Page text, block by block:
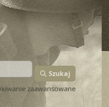
Szukaj
zaawansowane